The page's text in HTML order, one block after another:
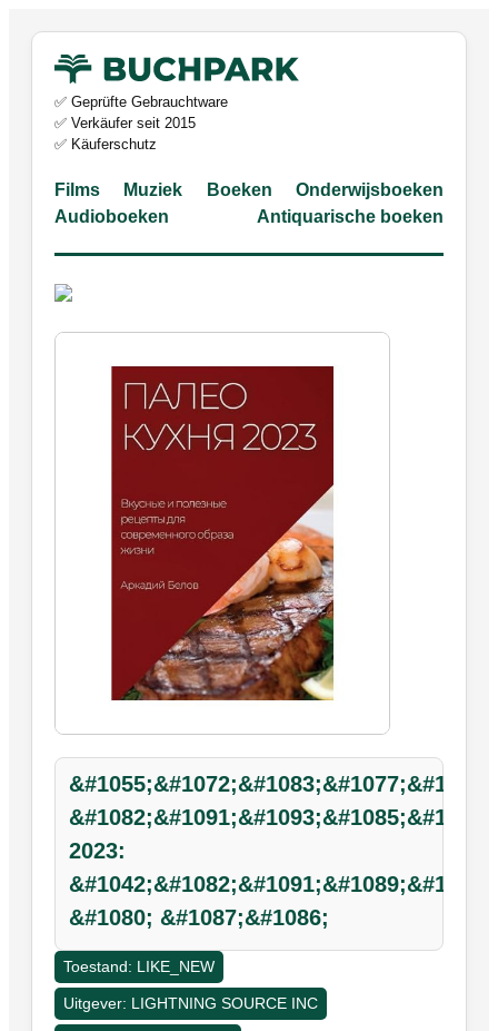
✅ Geprüfte Gebrauchtware
✅ Verkäufer seit 2015
✅ Käuferschutz
Films Muziek Boeken
Onderwijsboeken
Audioboeken
Antiquarische boeken
&#1055;&#1072;&#1083;&#1077;&#1086;
&#1082;&#1091;&#1093;&#1085;&#1103;
2023:
&#1080; &#1087;&#1086;
Toestand: LIKE_NEW
Uitgever: LIGHTNING SOURCE INC